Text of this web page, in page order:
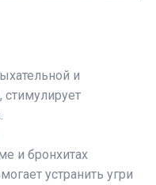
и
стимулирует
и бронхитах
устранить угри